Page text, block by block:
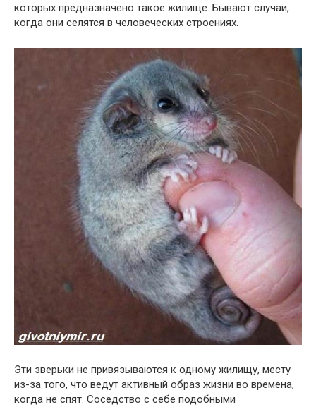
которых предназначено такое жилище. Бывают случаи,
когда они селятся в человеческих строениях.
Эти зверьки не привязываются к одному жилищу, месту
из-за того, что ведут активный образ жизни во времена,
когда не спят. Соседство с себе подобными